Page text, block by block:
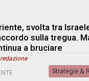
svolta tra
sulla tregua.
a bruciare
Strategie &